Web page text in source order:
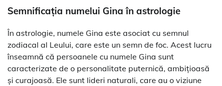
Semnificația numelui Gina în astrologie
În astrologie, numele Gina este asociat cu semnul
zodiacal al Leului, care este un semn de foc. Acest lucru
înseamnă că persoanele cu numele Gina sunt
caracterizate de o personalitate puternică, ambițioasă
și curajoasă. Ele sunt lideri naturali, care au o viziune